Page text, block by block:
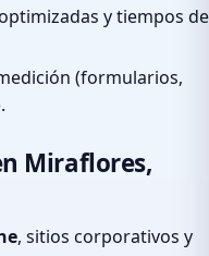
y tiempos de
(formularios,
Miraflores,
, sitios corporativos y